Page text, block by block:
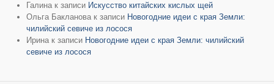
Галина к записи Искусство китайских кислых щей
Ольга Бакланова к записи Новогодние идеи с края Земли:
чилийский севиче из лосося
Ирина к записи Новогодние идеи с края Земли: чилийский
севиче из лосося